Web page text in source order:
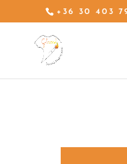
+36 30 403